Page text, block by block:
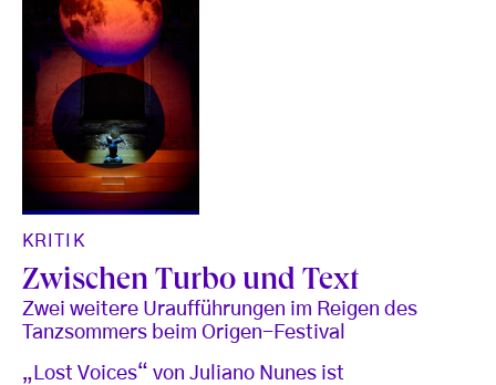
KRITIK
Zwischen Turbo und Text
Zwei weitere Uraufführungen im Reigen des
Tanzsommers beim Origen-Festival
„Lost Voices“ von Juliano Nunes ist